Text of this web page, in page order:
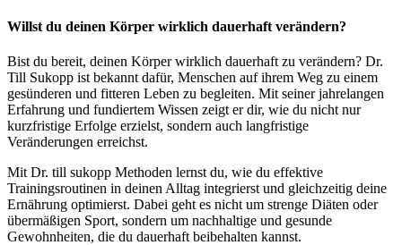
Willst du deinen Körper wirklich dauerhaft verändern?
Bist du bereit, deinen Körper wirklich dauerhaft zu verändern? Dr.
Till Sukopp ist bekannt dafür, Menschen auf ihrem Weg zu einem
gesünderen und fitteren Leben zu begleiten. Mit seiner jahrelangen
Erfahrung und fundiertem Wissen zeigt er dir, wie du nicht nur
kurzfristige Erfolge erzielst, sondern auch langfristige
Veränderungen erreichst.
Mit Dr. till sukopp Methoden lernst du, wie du effektive
Trainingsroutinen in deinen Alltag integrierst und gleichzeitig deine
Ernährung optimierst. Dabei geht es nicht um strenge Diäten oder
übermäßigen Sport, sondern um nachhaltige und gesunde
Gewohnheiten, die du dauerhaft beibehalten kannst.